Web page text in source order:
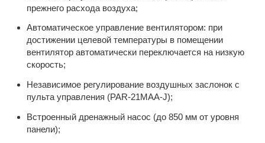
прежнего расхода воздуха;
Автоматическое управление вентилятором: при
достижении целевой температуры в помещении
вентилятор автоматически переключается на низкую
скорость;
Независимое регулирование воздушных заслонок с
пульта управления (PAR-21MAA-J);
Встроенный дренажный насос (до 850 мм от уровня
панели);